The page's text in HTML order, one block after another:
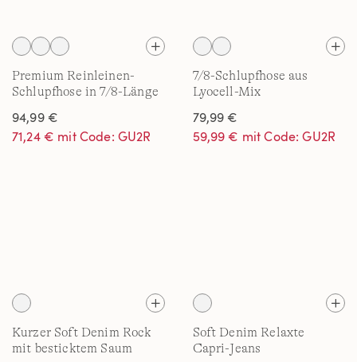
Premium Reinleinen-
Schlupfhose in 7/8-Länge
94,99 €
71,24 € mit Code: GU2R
7/8-Schlupfhose aus
Lyocell-Mix
79,99 €
59,99 € mit Code: GU2R
Kurzer Soft Denim Rock
mit besticktem Saum
Soft Denim Relaxte
Capri-Jeans